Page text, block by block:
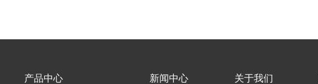
产品中心 新闻中心 关于我们